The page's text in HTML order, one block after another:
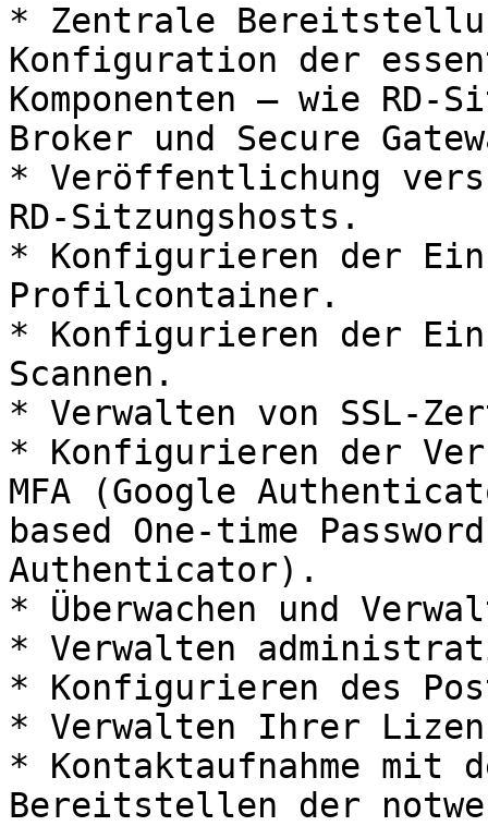
* Zentrale
Konfiguration der
Komponenten – wie RD-
Broker und Secure
* Veröffentlichung
RD-Sitzungshosts.
* Konfigurieren der
Profilcontainer.
* Konfigurieren der
Scannen.
* Verwalten von SSL-
* Konfigurieren der
MFA (Google
based One-time
Authenticator).
* Überwachen und
* Verwalten
* Konfigurieren des
* Verwalten Ihrer
* Kontaktaufnahme mit
Bereitstellen der